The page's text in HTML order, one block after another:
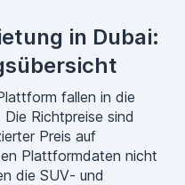
in Dubai:
fallen in die
Richtpreise sind
Preis auf
Plattformdaten nicht
die SUV- und